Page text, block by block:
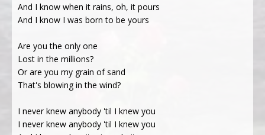
And I know when it rains, oh, it pours
And I know I was born to be yours
Are you the only one
Lost in the millions?
Or are you my grain of sand
That's blowing in the wind?
I never knew anybody 'til I knew you
I never knew anybody 'til I knew you